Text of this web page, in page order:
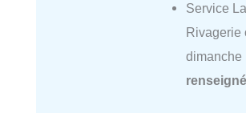
Service La
Rivagerie
dimanche
renseigné